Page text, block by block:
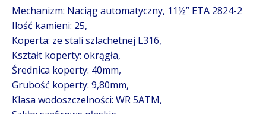
Mechanizm: Naciąg automatyczny, 11½” ETA 2824-2
Ilość kamieni: 25,
Koperta: ze stali szlachetnej L316,
Kształt koperty: okrągła,
Średnica koperty: 40mm,
Grubość koperty: 9,80mm,
Klasa wodoszczelności: WR 5ATM,